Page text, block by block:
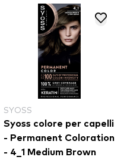
SYOSS
Syoss colore per capelli
- Permanent Coloration
- 4_1 Medium Brown